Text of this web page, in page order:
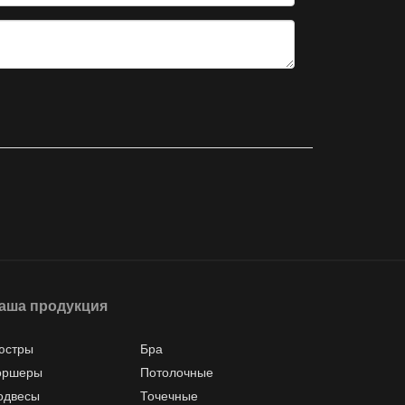
продукция
Бра
Потолочные
Точечные